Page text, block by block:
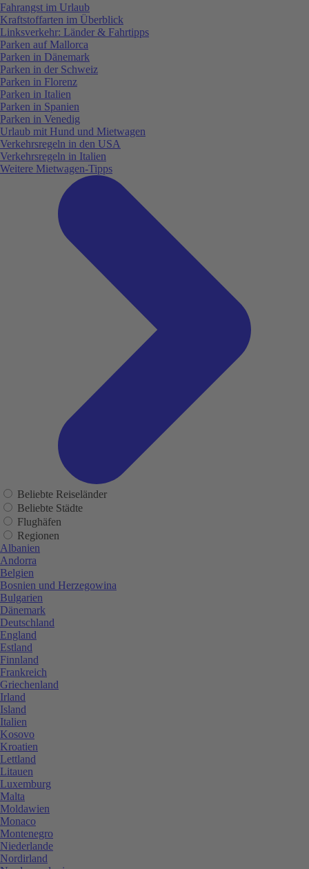
Fahrangst im Urlaub
Kraftstoffarten im Überblick
Linksverkehr: Länder & Fahrtipps
Parken auf Mallorca
Parken in Dänemark
Parken in der Schweiz
Parken in Florenz
Parken in Italien
Parken in Spanien
Parken in Venedig
Urlaub mit Hund und Mietwagen
Verkehrsregeln in den USA
Verkehrsregeln in Italien
Weitere Mietwagen-Tipps
Beliebte Reiseländer
Beliebte Städte
Flughäfen
Regionen
Albanien
Andorra
Belgien
Bosnien und Herzegowina
Bulgarien
Dänemark
Deutschland
England
Estland
Finnland
Frankreich
Griechenland
Irland
Island
Italien
Kosovo
Kroatien
Lettland
Litauen
Luxemburg
Malta
Moldawien
Monaco
Montenegro
Niederlande
Nordirland